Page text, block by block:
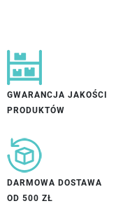
GWARANCJA JAKOŚCI
PRODUKTÓW
DARMOWA DOSTAWA
OD 500 ZŁ